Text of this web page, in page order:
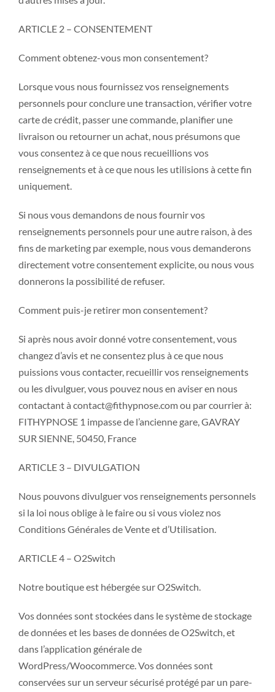
ARTICLE 2 – CONSENTEMENT
Comment obtenez-vous mon consentement?
Lorsque vous nous fournissez vos renseignements
personnels pour conclure une transaction, vérifier votre
carte de crédit, passer une commande, planifier une
livraison ou retourner un achat, nous présumons que
vous consentez à ce que nous recueillions vos
renseignements et à ce que nous les utilisions à cette fin
uniquement.
Si nous vous demandons de nous fournir vos
renseignements personnels pour une autre raison, à des
fins de marketing par exemple, nous vous demanderons
directement votre consentement explicite, ou nous vous
donnerons la possibilité de refuser.
Comment puis-je retirer mon consentement?
Si après nous avoir donné votre consentement, vous
changez d’avis et ne consentez plus à ce que nous
puissions vous contacter, recueillir vos renseignements
ou les divulguer, vous pouvez nous en aviser en nous
contactant à contact@fithypnose.com ou par courrier à:
FITHYPNOSE 1 impasse de l’ancienne gare, GAVRAY
SUR SIENNE, 50450, France
ARTICLE 3 – DIVULGATION
Nous pouvons divulguer vos renseignements personnels
si la loi nous oblige à le faire ou si vous violez nos
Conditions Générales de Vente et d’Utilisation.
ARTICLE 4 – O2Switch
Notre boutique est hébergée sur O2Switch.
Vos données sont stockées dans le système de stockage
de données et les bases de données de O2Switch, et
dans l’application générale de
WordPress/Woocommerce. Vos données sont
conservées sur un serveur sécurisé protégé par un pare-